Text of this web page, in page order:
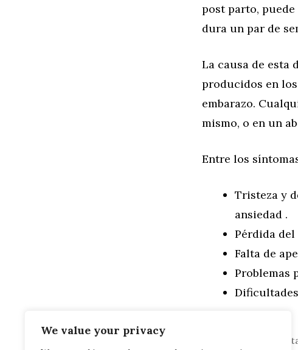
We value your privacy
post parto,
dura un par de
La causa de esta
producidos en
embarazo.
mismo, o en un
Entre los
Tristeza y
ansiedad .
Pérdida
Falta de
Problemas